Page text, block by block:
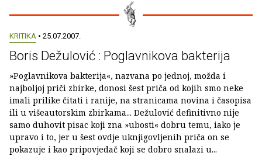
KRITIKA • 25.07.2007.
Boris Dežulović : Poglavnikova bakterija
»Poglavnikova bakterija«, nazvana po jednoj, možda i
najboljoj priči zbirke, donosi šest priča od kojih smo neke
imali prilike čitati i ranije, na stranicama novina i časopisa
ili u višeautorskim zbirkama... Dežulović definitivno nije
samo duhovit pisac koji zna »ubosti« dobru temu, iako je
upravo i to, jer u šest ovdje uknjigovljenih priča on se
pokazuje i kao pripovjedač koji se dobro snalazi u...